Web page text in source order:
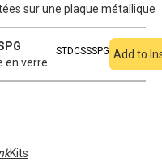
sur une plaque métallique
en verre
STDCSSSPG Add to
Kits